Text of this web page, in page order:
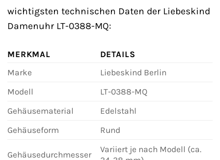
wichtigsten technischen Daten der Liebeskind
Damenuhr LT-0388-MQ:
MERKMAL
DETAILS
Marke
Liebeskind Berlin
Modell
LT-0388-MQ
Gehäusematerial
Edelstahl
Gehäuseform
Rund
Gehäusedurchmesser
Variiert je nach Modell (ca.